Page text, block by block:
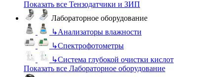
Показать все Тензодатчики и ЗИП
Лабораторное оборудование
↳Анализаторы влажности
↳Спектрофотометры
↳Система глубокой очистки кислот
Показать все Лабораторное оборудование